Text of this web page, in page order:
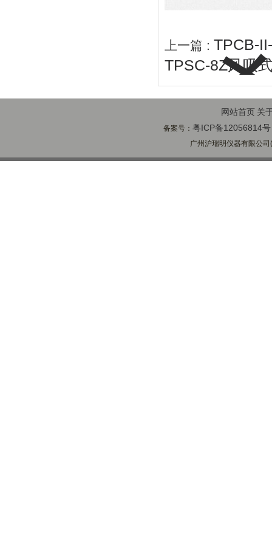
上一篇 : TPCB-
TPSC-8Z风吸
网站首页 关
备案号： 粤ICP备12056814号
广州沪瑞明仪器有限公